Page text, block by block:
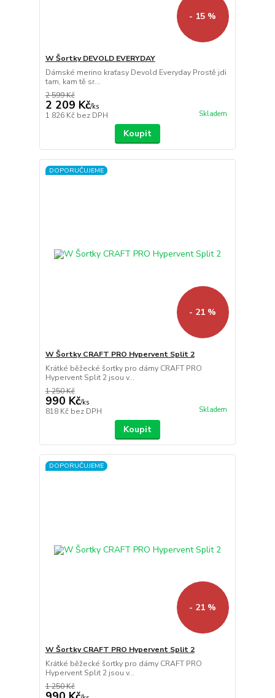
- 15 %
W Šortky DEVOLD EVERYDAY
Dámské merino kraťasy Devold Everyday Prostě jdi
tam, kam tě sr...
2 599 Kč
2 209 Kč/ks
1 826 Kč bez DPH Skladem
Koupit
DOPORUČUJEME
- 21 %
W Šortky CRAFT PRO Hypervent Split 2
Krátké běžecké šortky pro dámy CRAFT PRO
Hypervent Split 2 jsou v...
1 250 Kč
990 Kč/ks
818 Kč bez DPH Skladem
Koupit
DOPORUČUJEME
- 21 %
W Šortky CRAFT PRO Hypervent Split 2
Krátké běžecké šortky pro dámy CRAFT PRO
Hypervent Split 2 jsou v...
1 250 Kč